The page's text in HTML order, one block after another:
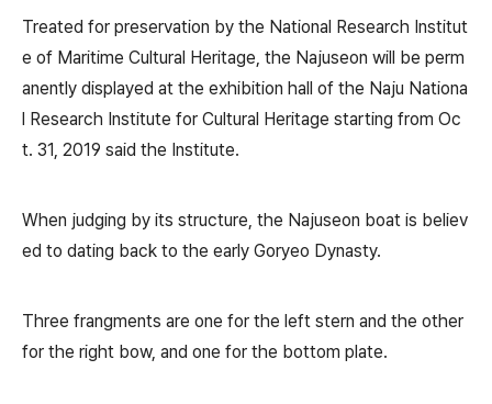
Treated for preservation by the National Research Institut
e of Maritime Cultural Heritage, the Najuseon will be perm
anently displayed at the exhibition hall of the Naju Nationa
l Research Institute for Cultural Heritage starting from Oc
t. 31, 2019 said the Institute.
When judging by its structure, the Najuseon boat is believ
ed to dating back to the early Goryeo Dynasty.
Three frangments are one for the left stern and the other
for the right bow, and one for the bottom plate.